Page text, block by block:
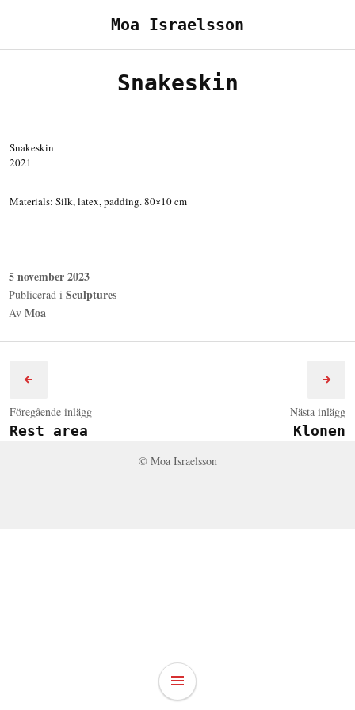
innehåll
Moa Israelsson
Snakeskin
Snakeskin
2021
Materials: Silk, latex, padding. 80×10 cm
Publicerad
den
5 november 2023
Publicerad i Sculptures
Av Moa
Föregående inlägg
Rest area
Nästa inlägg
Klonen
© Moa Israelsson